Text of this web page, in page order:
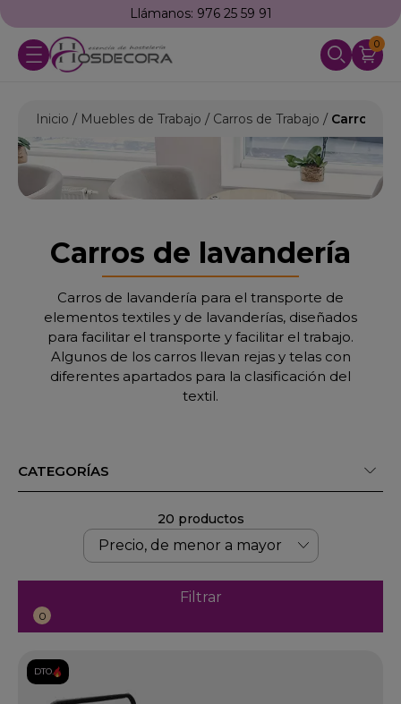
Llámanos: 976 25 59 91
0
Inicio Muebles de Trabajo Carros de Trabajo Carros de
Carros de lavandería
Carros de lavandería para el transporte de
elementos textiles y de lavanderías, diseñados
para facilitar el transporte y facilitar el trabajo.
Algunos de los carros llevan rejas y telas con
diferentes apartados para la clasificación del
textil.
CATEGORÍAS
20 productos
Filtrar
0
DTO.